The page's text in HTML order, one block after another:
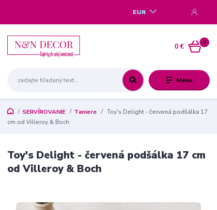
Menu
EUR
0
0 €
SERVÍROVANIE Taniere
Toy's Delight - červená podšálka 17
cm od Villeroy & Boch
Toy's Delight - červená podšálka 17 cm
od Villeroy & Boch